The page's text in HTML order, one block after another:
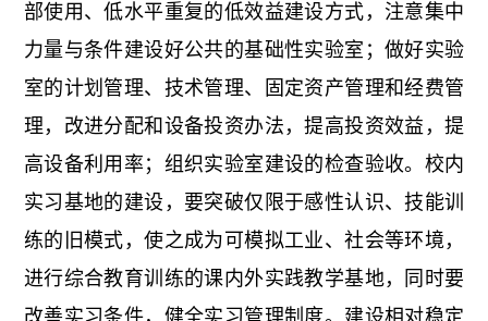
部使用、低水平重复的低效益建设方式，注意集中
力量与条件建设好公共的基础性实验室；做好实验
室的计划管理、技术管理、固定资产管理和经费管
理，改进分配和设备投资办法，提高投资效益，提
高设备利用率；组织实验室建设的检查验收。校内
实习基地的建设，要突破仅限于感性认识、技能训
练的旧模式，使之成为可模拟工业、社会等环境，
进行综合教育训练的课内外实践教学基地，同时要